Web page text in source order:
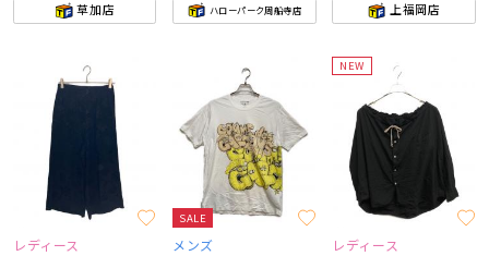
草加店
ハローパーク周船寺店
上福岡店
レディース
SALE
メンズ
NEW
レディース